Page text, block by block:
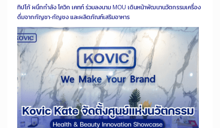
ทิปโก้ ผนึกกำลัง โควิก เคทท์ ร่วมลงนาม MOU เดินหน้าพัฒนานวัตกรรมเครื่อง
ดื่มจากกัญชา-กัญชง และผลิตภัณฑ์เสริมอาหาร